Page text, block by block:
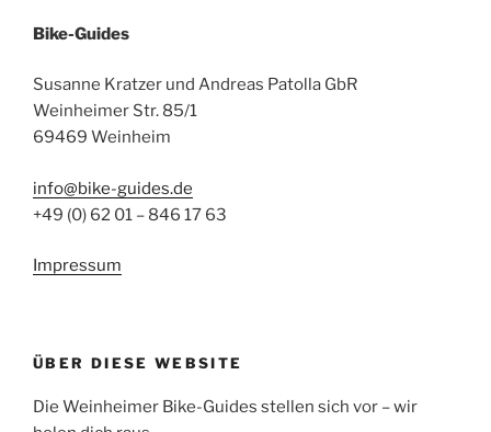
Bike-Guides
Susanne Kratzer und Andreas Patolla GbR
Weinheimer Str. 85/1
69469 Weinheim
info@bike-guides.de
+49 (0) 62 01 – 846 17 63
Impressum
ÜBER DIESE WEBSITE
Die Weinheimer Bike-Guides stellen sich vor – wir